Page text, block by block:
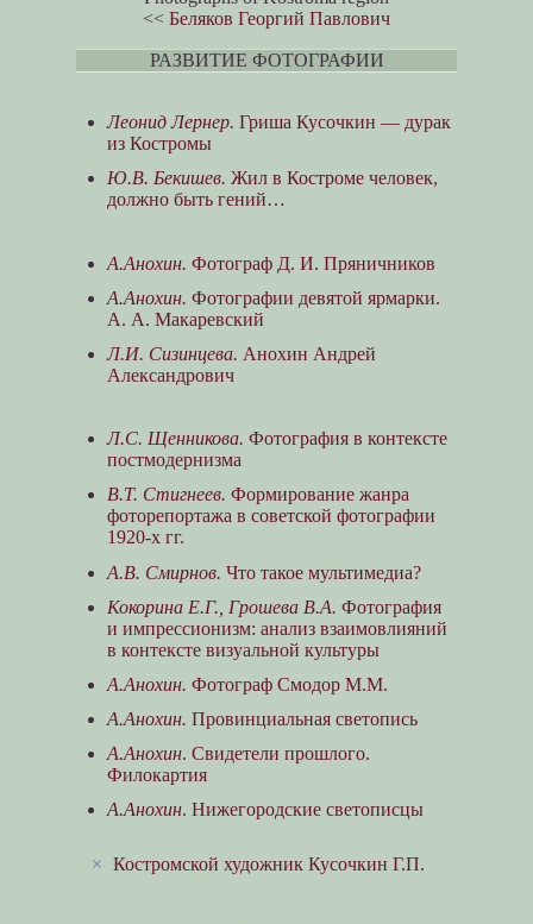
<< Беляков Георгий Павлович
РАЗВИТИЕ ФОТОГРАФИИ
Леонид Лернер. Гриша Кусочкин — дурак
из Костромы
Ю.В. Бекишев. Жил в Костроме человек,
должно быть гений…
А.Анохин. Фотограф Д. И. Пряничников
А.Анохин. Фотографии девятой ярмарки.
А. А. Макаревский
Л.И. Сизинцева. Анохин Андрей
Александрович
Л.С. Щенникова. Фотография в контексте
постмодернизма
В.Т. Стигнеев. Формирование жанра
фоторепортажа в советской фотографии
1920-х гг.
А.В. Смирнов. Что такое мультимедиа?
Кокорина Е.Г., Грошева В.А. Фотография
и импрессионизм: анализ взаимовлияний
в контексте визуальной культуры
А.Анохин. Фотограф Смодор М.М.
А.Анохин. Провинциальная светопись
А.Анохин. Свидетели прошлого.
Филокартия
А.Анохин. Нижегородские светописцы
×Костромской художник Кусочкин Г.П.